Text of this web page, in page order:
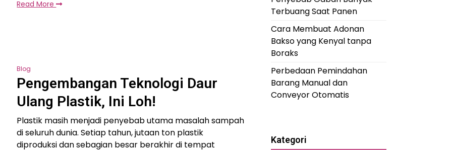
Read More
Blog
Pengembangan Teknologi Daur
Ulang Plastik, Ini Loh!
Plastik masih menjadi penyebab utama masalah sampah
di seluruh dunia. Setiap tahun, jutaan ton plastik
diproduksi dan sebagian besar berakhir di tempat
Terbuang Saat Panen
Cara Membuat Adonan
Bakso yang Kenyal tanpa
Boraks
Perbedaan Pemindahan
Barang Manual dan
Conveyor Otomatis
Kategori